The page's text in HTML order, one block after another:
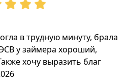
в трудную минуту, брала
у займера хороший,
хочу выразить благ